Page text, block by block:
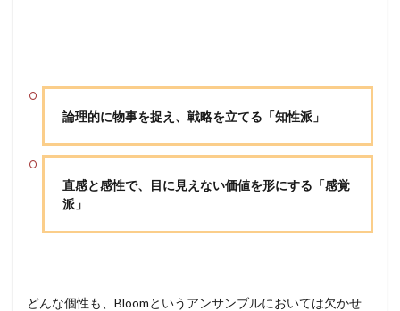
論理的に物事を捉え、戦略を立てる「知性派」
直感と感性で、目に見えない価値を形にする「感覚
派」
どんな個性も、Bloomというアンサンブルにおいては欠かせ